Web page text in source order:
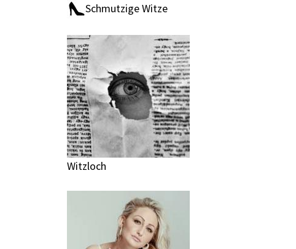
Schmutzige Witze
Witzloch